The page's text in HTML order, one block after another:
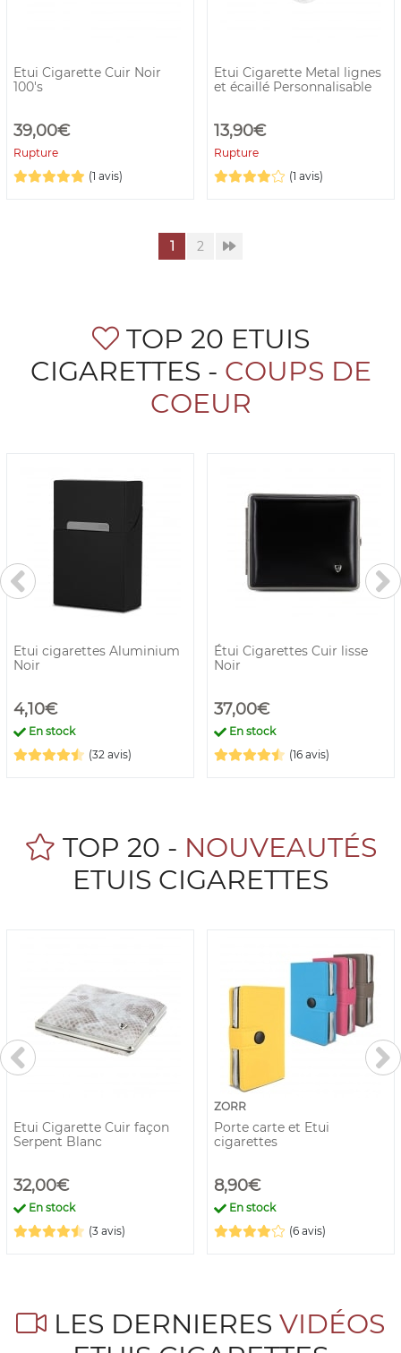
Etui Cigarette Cuir Noir
100's
39,00€
Rupture
(1 avis)
Etui Cigarette Metal lignes
et écaillé Personnalisable
13,90€
Rupture
(1 avis)
1 2
TOP 20 ETUIS
CIGARETTES - COUPS DE
COEUR
Etui cigarettes Aluminium
Noir
4,10€
En stock
(32 avis)
Étui Cigarettes Cuir lisse
Noir
37,00€
En stock
(16 avis)
TOP 20 - NOUVEAUTÉS
ETUIS CIGARETTES
Etui Cigarette Cuir façon
Serpent Blanc
32,00€
En stock
(3 avis)
ZORR
Porte carte et Etui
cigarettes
8,90€
En stock
(6 avis)
LES DERNIERES VIDÉOS